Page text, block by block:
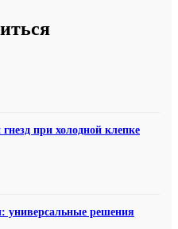
при холодной клепке
универсальные решения